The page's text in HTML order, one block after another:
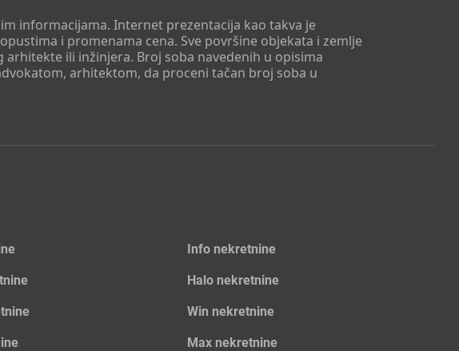
informacijama. Internet prezentacija kao takva je
i promenama cena. Sve površine objekata i zemlje
ili inžinjera. Broj soba navedenih u opisima
arhitektom, da proceni tačan broj soba u
Info nekretnine
Halo nekretnine
Win nekretnine
Max nekretnine